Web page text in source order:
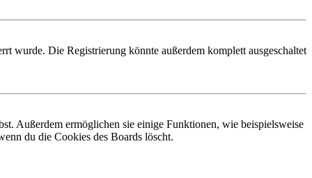
wurde. Die Registrierung könnte außerdem komplett ausgeschaltet
Außerdem ermöglichen sie einige Funktionen, wie beispielsweise
du die Cookies des Boards löscht.